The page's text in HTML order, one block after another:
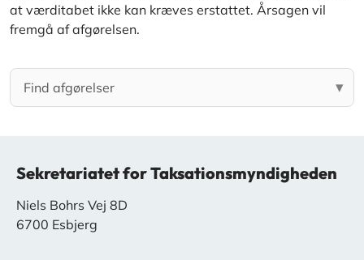
at værditabet ikke kan kræves erstattet. Årsagen vil
fremgå af afgørelsen.
Sekretariatet for Taksationsmyndigheden
Niels Bohrs Vej 8D
6700 Esbjerg